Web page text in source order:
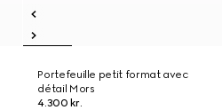
Portefeuille petit format avec
détail Mors
4.300 kr.